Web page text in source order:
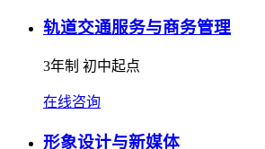
轨道交通服务与商务管理
3年制 初中起点
在线咨询
形象设计与新媒体